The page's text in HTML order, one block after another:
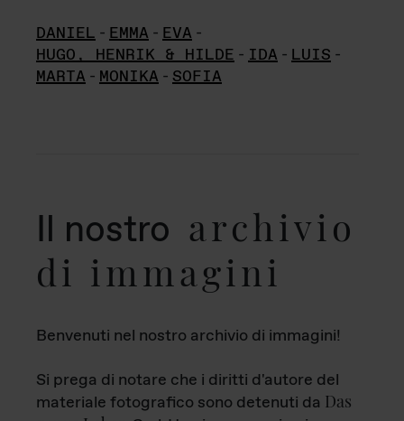
DANIEL - EMMA - EVA -
HUGO, HENRIK & HILDE - IDA - LUIS -
MARTA - MONIKA - SOFIA
Il nostro archivio
di immagini
Benvenuti nel nostro archivio di immagini!
Si prega di notare che i diritti d'autore del
materiale fotografico sono detenuti da Das